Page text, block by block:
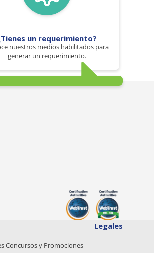
un requerimiento?
nuestros medios habilitados para
generar un requerimiento.
Legales
Concursos y Promociones